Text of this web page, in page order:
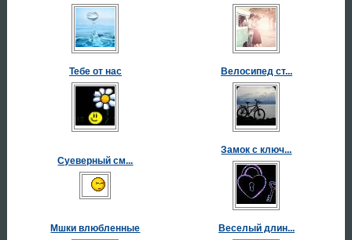
Тебе от нас Велосипед ст...
Суеверный см...
Замок с ключ...
Мшки влюбленные Веселый длин...